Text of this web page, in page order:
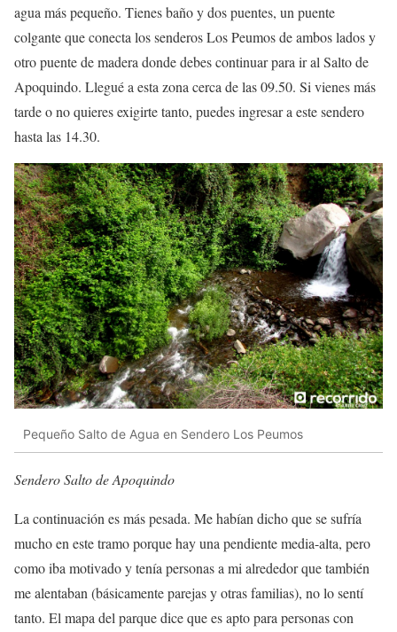
agua más pequeño. Tienes baño y dos puentes, un puente
colgante que conecta los senderos Los Peumos de ambos lados y
otro puente de madera donde debes continuar para ir al Salto de
Apoquindo. Llegué a esta zona cerca de las 09.50. Si vienes más
tarde o no quieres exigirte tanto, puedes ingresar a este sendero
hasta las 14.30.
Pequeño Salto de Agua en Sendero Los Peumos
Sendero Salto de Apoquindo
La continuación es más pesada. Me habían dicho que se sufría
mucho en este tramo porque hay una pendiente media-alta, pero
como iba motivado y tenía personas a mi alrededor que también
me alentaban (básicamente parejas y otras familias), no lo sentí
tanto. El mapa del parque dice que es apto para personas con